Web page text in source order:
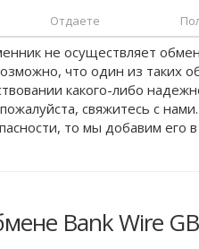
Отдаете
не осуществляет
что один из таких
какого-либо
свяжитесь с
то мы добавим его
Bank Wire